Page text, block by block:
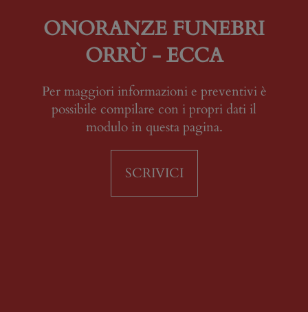
ONORANZE FUNEBRI
ORRÙ - ECCA
Per maggiori informazioni e preventivi è
possibile compilare con i propri dati il
modulo in questa pagina.
SCRIVICI